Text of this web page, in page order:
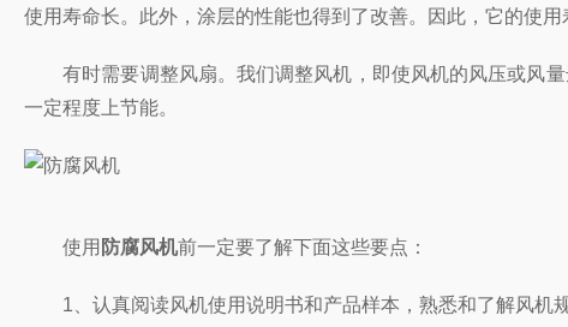
使用寿命长。此外，涂层的性能也得到了改善。因此，它的使用
有时需要调整风扇。我们调整风机，即使风机的风压或风量
一定程度上节能。
使用 防腐风机前一定要了解下面这些要点：
1、认真阅读风机使用说明书和产品样本，熟悉和了解风机规